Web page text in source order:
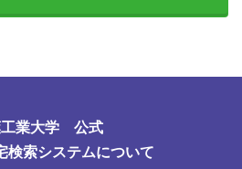
工業大学 公式
検索システムについて